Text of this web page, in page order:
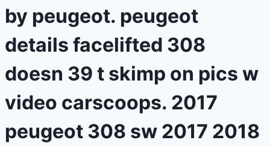
by peugeot. peugeot
details facelifted 308
doesn 39 t skimp on pics w
video carscoops. 2017
peugeot 308 sw 2017 2018